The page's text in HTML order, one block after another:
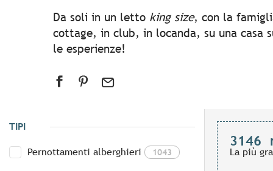
Da soli in un letto king size, con la
cottage, in club, in locanda, su una casa
le esperienze!
TIPI
Pernottamenti alberghieri 1043
3146
La più